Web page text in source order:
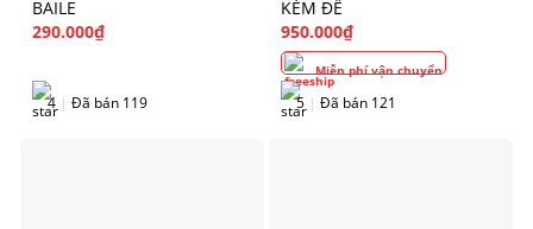
BAILE
290.000₫
4 | Đã bán 119
KÈM ĐẾ
950.000₫
Miễn phí vận chuyển
5 | Đã bán 121